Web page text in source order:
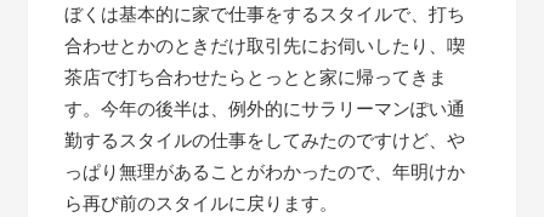
ぼくは基本的に家で仕事をするスタイルで、打ち
合わせとかのときだけ取引先にお伺いしたり、喫
茶店で打ち合わせたらとっとと家に帰ってきま
す。今年の後半は、例外的にサラリーマンぽい通
勤するスタイルの仕事をしてみたのですけど、や
っぱり無理があることがわかったので、年明けか
ら再び前のスタイルに戻ります。